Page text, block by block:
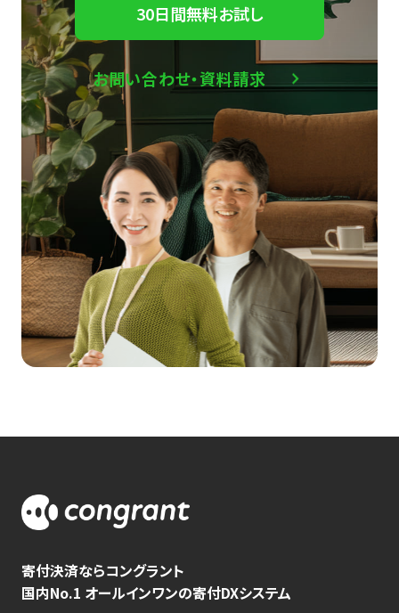
30日間無料お試し
お問い合わせ・資料請求
寄付決済ならコングラント
国内No.1 オールインワンの寄付DXシステム